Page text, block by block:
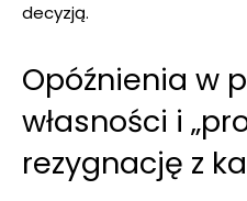
decyzją.
Opóźnienia w
własności i
rezygnację z